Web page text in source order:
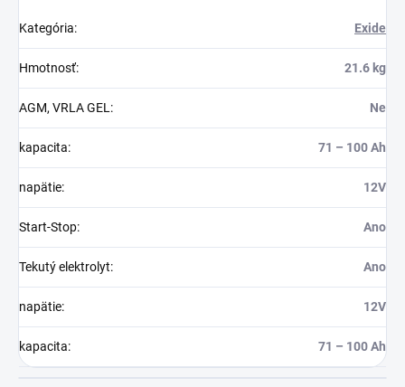
Kategória: Exide
Hmotnosť: 21.6 kg
AGM, VRLA GEL: Ne
kapacita: 71 – 100 Ah
napätie: 12V
Start-Stop: Ano
Tekutý elektrolyt: Ano
napätie: 12V
kapacita: 71 – 100 Ah